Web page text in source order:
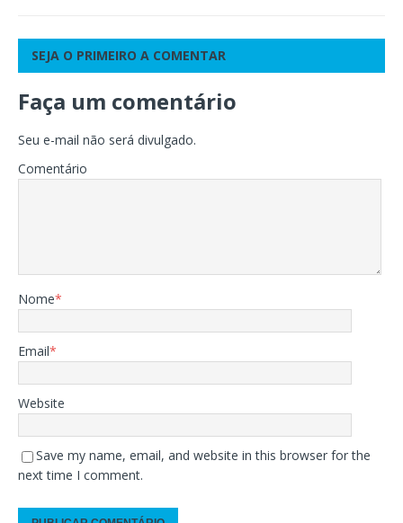
SEJA O PRIMEIRO A COMENTAR
Faça um comentário
Seu e-mail não será divulgado.
Comentário
Nome*
Email*
Website
Save my name, email, and website in this browser for the
next time I comment.